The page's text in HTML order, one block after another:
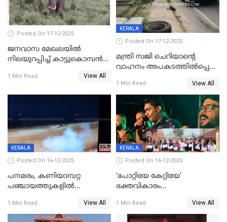
Posted On 17-12-2025
ജനവാസ മേഖലയില്‍
നിലയുറപ്പിച്ച് കാട്ടുകൊമ്പന്‍
1 Min Read View All
KERALA
Posted On 17-12-2025
മന്ത്രി സജി ചെറിയാന്റെ
വാഹനം അപകടത്തിൽപ്പെട്ടു;
രക്ഷപ്പെട്ടത് തലനാരിടയ്ക്ക്
1 Min Read View All
KERALA
Posted On 16-12-2025
പനമരം, കണിയാമ്പറ്റ
പഞ്ചായത്തുകളിൽ
സ്ഥാപനങ്ങൾക്ക് അവധി
1 Min Read View All
KERALA
Posted On 16-12-2025
‘പോറ്റിയേ കേറ്റിയേ’
ഭക്തവികാരം
ഡിജിപിക്ക് പരാതി; ശക്തമായ
നടപടി വേണമെന്നു
1 Min Read View All